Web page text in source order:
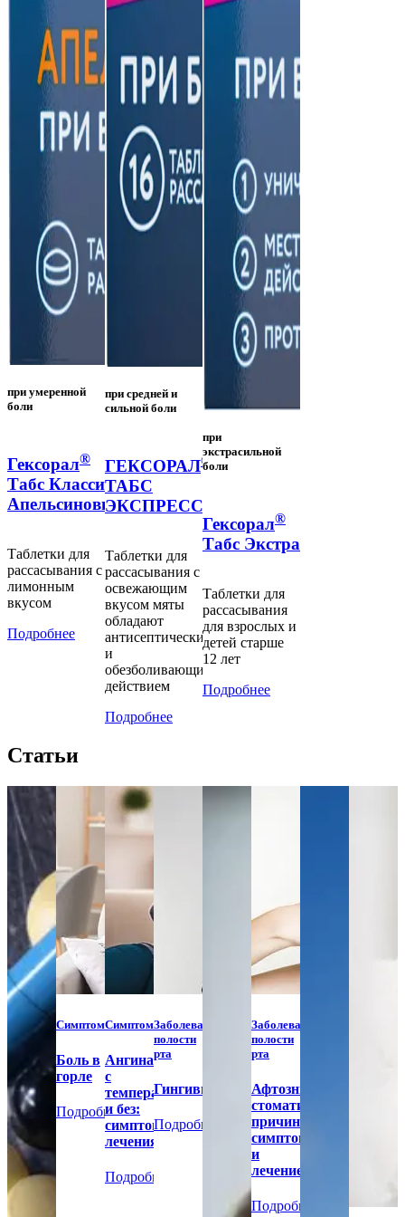
при умеренной
боли
Гексорал®
Табс Классик
Апельсиновые
Таблетки для
рассасывания с
лимонным
вкусом
Подробнее
при средней и
сильной боли
ГЕКСОРАЛ®
ТАБС
ЭКСПРЕСС
Таблетки для
рассасывания с
освежающим
вкусом мяты
обладают
антисептическим
и
обезболивающим
действием
Подробнее
при
экстрасильной
боли
Гексорал®
Табс Экстра
Таблетки для
рассасывания
для взрослых и
детей старше
12 лет
Подробнее
Статьи
Симптомы
Боль в
горле
Подробнее
Симптомы
Ангина
с
температурой
и без:
симптомы
лечения
Подробнее
Заболевания
полости
рта
Гингивит
Подробнее
Заболевания
полости
рта
Афтозный
стоматит:
причины,
симптомы
и
лечение
Подробнее